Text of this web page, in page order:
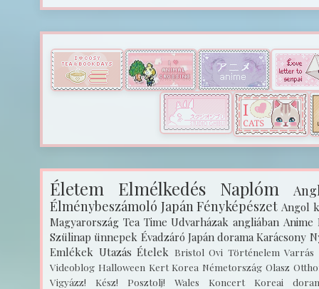
Életem Elmélkedés Naplóm
Élménybeszámoló JapánFényképészet Angol
Magyarország Tea Time Udvarházak angliában Anime
Szülinap ünnepek Évadzáró Japán dorama Karácsony
Emlékek Utazás Ételek Bristol Ovi Történelem Varrás
Videoblog Halloween Kert Korea Németország Olasz
Vigyázz! Kész! Posztolj!
Wales Koncert
Koreai